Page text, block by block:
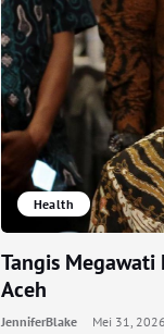
Health
Tangis Megawati
Aceh
JenniferBlake Mei 31, 2026